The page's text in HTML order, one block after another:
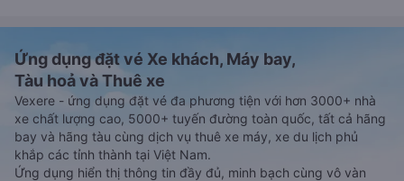
Ứng dụng đặt vé Xe khách, Máy bay,
Tàu hoả và Thuê xe
Vexere - ứng dụng đặt vé đa phương tiện với hơn 3000+ nhà
xe chất lượng cao, 5000+ tuyến đường toàn quốc, tất cả hãng
bay và hãng tàu cùng dịch vụ thuê xe máy, xe du lịch phủ
khắp các tỉnh thành tại Việt Nam.
Ứng dụng hiển thị thông tin đầy đủ, minh bạch cùng vô vàn